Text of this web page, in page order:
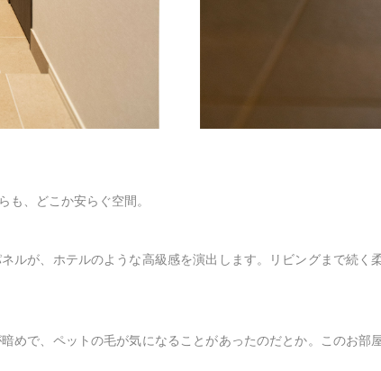
も、どこか安らぐ空間。
ルが、ホテルのような高級感を演出します。リビングまで続く
めで、ペットの毛が気になることがあったのだとか。このお部